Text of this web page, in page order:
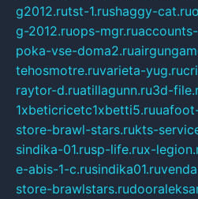
g2012.rutst-1.rushaggy-cat.ru
g-2012.ruops-mgr.ruaccounts-
poka-vse-doma2.ru
tehosmotre.ruvarieta-yug.ru
raytor-d.ruatillagunn.ru3d-
1xbeticricetc1xbetti5.ru
store-brawl-stars.rukts-
sindika-01.rusp-life.rux-
e-abis-1-c.rusindika01.ru
store-brawlstars.ru